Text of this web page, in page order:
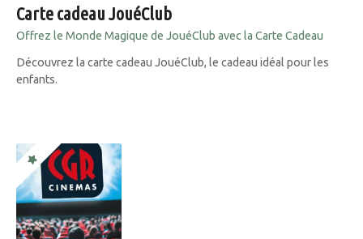
Carte cadeau JouéClub
Offrez le Monde Magique de JouéClub avec la Carte Cadeau
Découvrez la carte cadeau JouéClub, le cadeau idéal pour les
enfants.